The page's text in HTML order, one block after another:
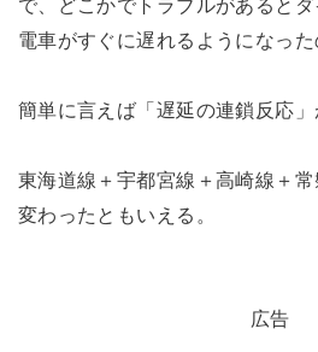
で、どこかでトラブルがあると
電車がすぐに遅れるようになった
簡単に言えば「遅延の連鎖反応」
東海道線＋宇都宮線＋高崎線＋
変わったともいえる。
広告